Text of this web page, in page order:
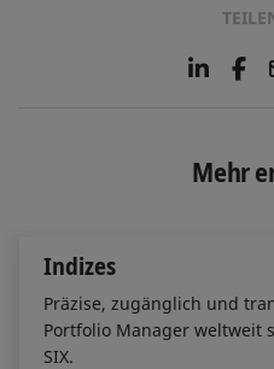
L
e
d
F
o
Mehr
Indizes
Präzise, zugänglich und
Portfolio Manager weltweit
SIX.